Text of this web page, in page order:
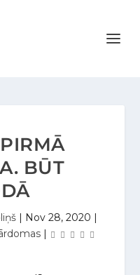
BŪT
| Nov 28, 2020 |
|